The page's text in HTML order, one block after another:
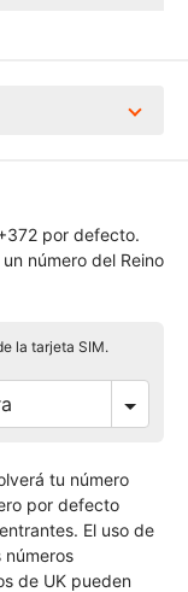
por defecto.
número del Reino
la tarjeta SIM.
tu número
por defecto
El uso de
de UK pueden